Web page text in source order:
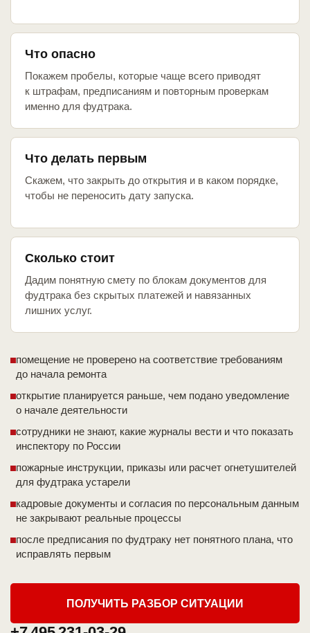
Что опасно
Покажем пробелы, которые чаще всего приводят
к штрафам, предписаниям и повторным проверкам
именно для фудтрака.
Что делать первым
Скажем, что закрыть до открытия и в каком порядке,
чтобы не переносить дату запуска.
Сколько стоит
Дадим понятную смету по блокам документов для
фудтрака без скрытых платежей и навязанных
лишних услуг.
помещение не проверено на соответствие требованиям
до начала ремонта
открытие планируется раньше, чем подано уведомление
о начале деятельности
сотрудники не знают, какие журналы вести и что показать
инспектору по России
пожарные инструкции, приказы или расчет огнетушителей
для фудтрака устарели
кадровые документы и согласия по персональным данным
не закрывают реальные процессы
после предписания по фудтраку нет понятного плана, что
исправлять первым
ПОЛУЧИТЬ РАЗБОР СИТУАЦИИ